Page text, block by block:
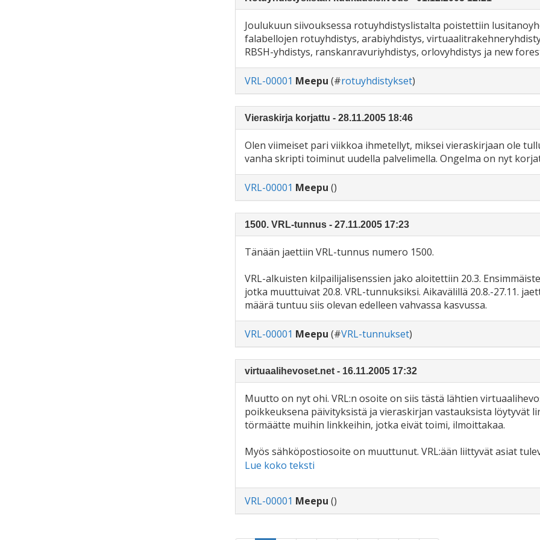
Joulukuun siivouksessa rotuyhdistyslistalta poistettiin
falabellojen rotuyhdistys, arabiyhdistys,
RBSH-yhdistys, ranskanravuriyhdistys, orlovyhdistys ja new
VRL-00001 Meepu (#rotuyhdistykset)
Vieraskirja korjattu - 28.11.2005 18:46
Olen viimeiset pari viikkoa ihmetellyt, miksei vieraskirjaan ole
vanha skripti toiminut uudella palvelimella. Ongelma on nyt
VRL-00001 Meepu ()
1500. VRL-tunnus - 27.11.2005 17:23
Tänään jaettiin VRL-tunnus numero 1500.
VRL-alkuisten kilpailijalisenssien jako aloitettiin 20.3.
jotka muuttuivat 20.8. VRL-tunnuksiksi. Aikavälillä 20.8.-27.11.
määrä tuntuu siis olevan edelleen vahvassa kasvussa.
VRL-00001 Meepu (#VRL-tunnukset)
virtuaalihevoset.net - 16.11.2005 17:32
Muutto on nyt ohi. VRL:n osoite on siis tästä lähtien
poikkeuksena päivityksistä ja vieraskirjan vastauksista löytyvät
törmäätte muihin linkkeihin, jotka eivät toimi, ilmoittakaa.
Myös sähköpostiosoite on muuttunut. VRL:ään liittyvät asiat
Lue koko teksti
VRL-00001 Meepu ()